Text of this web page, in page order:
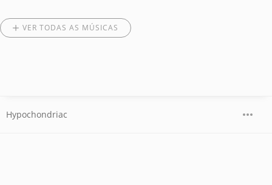
VER TODAS AS MÚSICAS
Hypochondriac